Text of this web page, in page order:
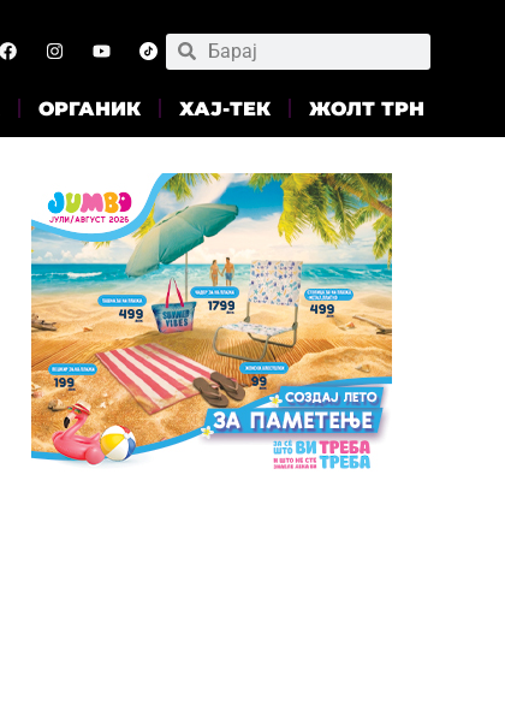
ОРГАНИК ХАЈ-ТЕК ЖОЛТ ТРН